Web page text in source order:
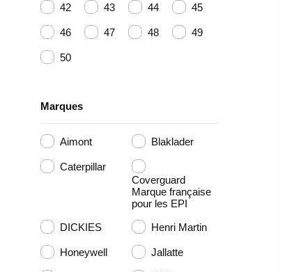
42 43 44 45
46 47 48 49
50
Marques
Aimont Blaklader
Caterpillar
Coverguard
Marque française
pour les EPI
DICKIES
Henri Martin
Honeywell Jallatte